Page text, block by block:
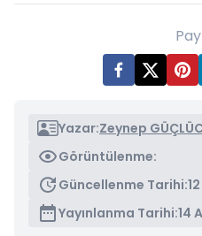
Yazar:Zeynep
Görüntülenme:
Güncellenme Tarihi:
Yayınlanma Tarihi:14